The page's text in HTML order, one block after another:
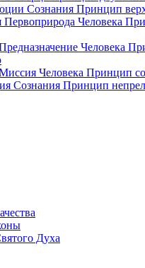
Сознания Принцип
Первоприрода Человека
Человека
Человека Принцип
Сознания Принцип
Духа